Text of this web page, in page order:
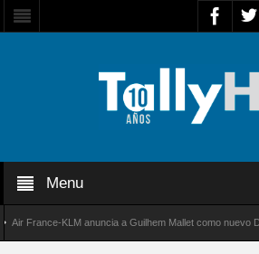
Menu
France-KLM anuncia a Guilhem Mallet como nuevo